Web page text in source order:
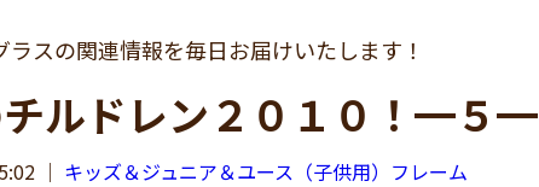
ラスの関連情報を毎日お届けいたします！
ルドレン２０１０！━５━
｜ キッズ＆ジュニア＆ユース（子供用）フレーム